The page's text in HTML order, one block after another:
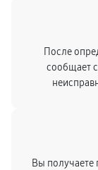
После
сообщает
Вы